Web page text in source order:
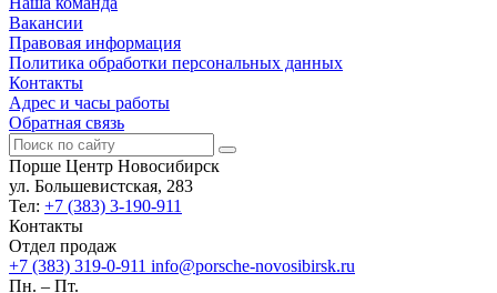
Вакансии
Правовая информация
Политика обработки персональных данных
Контакты
Адрес и часы работы
Обратная связь
Порше Центр Новосибирск
ул. Большевистская, 283
Тел: +7 (383) 3-190-911
Контакты
Отдел продаж
+7 (383) 319-0-911 info@porsche-novosibirsk.ru
Пн. – Пт.